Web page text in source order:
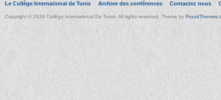
Le Collège International de Tunis Archive des conférences Contactez nous
Copyright © 2026 Collège International De Tunis. All rights reserved. Theme by